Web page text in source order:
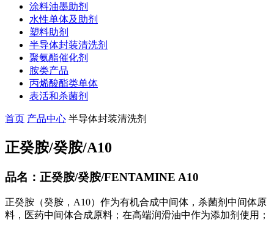
涂料油墨助剂
水性单体及助剂
塑料助剂
半导体封装清洗剂
聚氨酯催化剂
胺类产品
丙烯酸酯类单体
表活和杀菌剂
首页 产品中心 半导体封装清洗剂
正癸胺/癸胺/A10
品名：正癸胺/癸胺/FENTAMINE A10
正癸胺（癸胺，A10）作为有机合成中间体，杀菌剂中间体原
料，医药中间体合成原料；在高端润滑油中作为添加剂使用；